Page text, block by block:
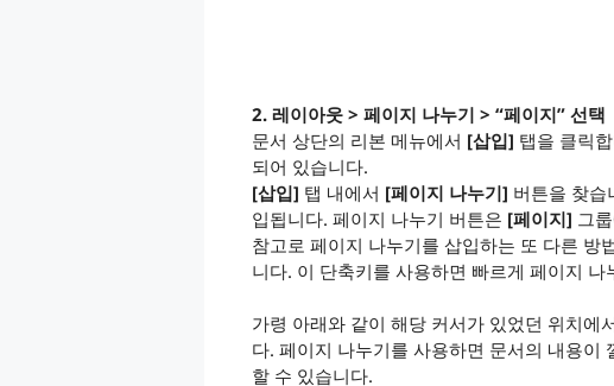
2. 레이아웃 > 페이지 나누기 > “페이지” 선택
문서 상단의 리본 메뉴에서 [삽입] 탭을 클릭
되어 있습니다.
[삽입] 탭 내에서 [페이지 나누기] 버튼을 찾습
입됩니다. 페이지 나누기 버튼은 [페이지] 그
참고로 페이지 나누기를 삽입하는 또 다른 방
니다. 이 단축키를 사용하면 빠르게 페이지
가령 아래와 같이 해당 커서가 있었던 위치에
다. 페이지 나누기를 사용하면 문서의 내용이
할 수 있습니다.